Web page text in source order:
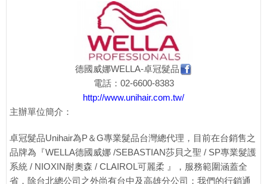
德國威娜WELLA-卓冠髮品
電話：02-6600-8383
http://www.unihair.com.tw/
主辦單位簡介：
卓冠髮品Unihair為P＆G專業髮品台灣總代理，目前在台銷售之
品牌為『WELLA德國威娜 /SEBASTIAN莎貝之聖 / SP專業髮護
系統 / NIOXIN耐奧森 / CLAIROL可麗柔 』，服務範圍涵蓋全
省，除台北總公司之外尚有台中及高雄分公司；我們的行銷通